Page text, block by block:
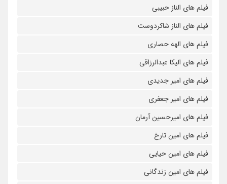
فیلم های الناز حبیبی
فیلم های الناز شاکردوست
فیلم های الهه حصاری
فیلم های الیکا عبدالرزاقی
فیلم های امیر جدیدی
فیلم های امیر جعفری
فیلم های امیرحسین آرمان
فیلم های امین تارخ
فیلم های امین حیایی
فیلم های امین زندگانی